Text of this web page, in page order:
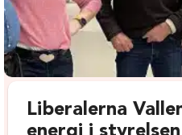
Liberalerna